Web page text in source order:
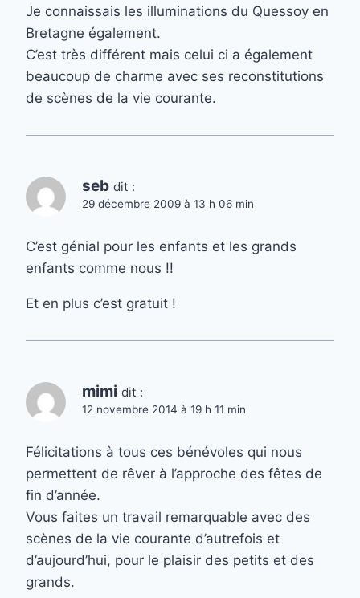
Je connaissais les illuminations du Quessoy en
Bretagne également.
C’est très différent mais celui ci a également
beaucoup de charme avec ses reconstitutions
de scènes de la vie courante.
seb dit :
29 décembre 2009 à 13 h 06 min
C’est génial pour les enfants et les grands
enfants comme nous !!
Et en plus c’est gratuit !
mimi dit :
12 novembre 2014 à 19 h 11 min
Félicitations à tous ces bénévoles qui nous
permettent de rêver à l’approche des fêtes de
fin d’année.
Vous faites un travail remarquable avec des
scènes de la vie courante d’autrefois et
d’aujourd’hui, pour le plaisir des petits et des
grands.